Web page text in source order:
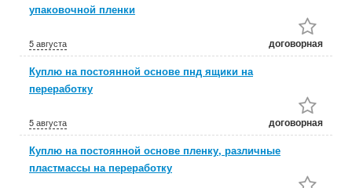
упаковочной пленки
5 августа договорная
Куплю на постоянной основе пнд ящики на
переработку
5 августа договорная
Куплю на постоянной основе пленку, различные
пластмассы на переработку